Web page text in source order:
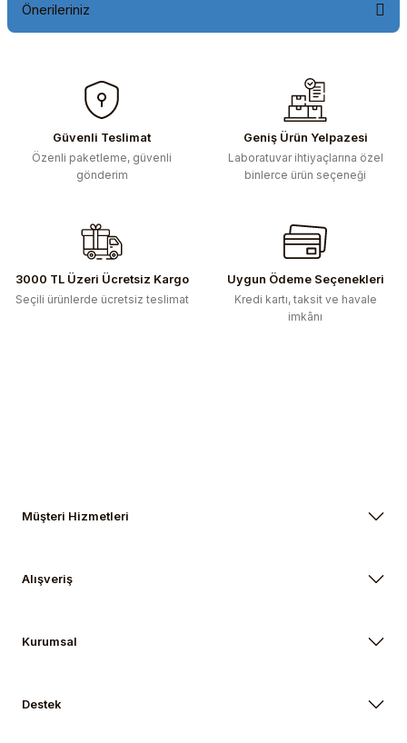
Önerileriniz
konularda yetersiz gördüğünüz noktaları öneri formunu
kullanarak tarafımıza iletebilirsiniz.
Görüş ve önerileriniz için teşekkür ederiz.
Ürün resmi kalitesiz, bozuk veya görüntülenemiyor.
Ürün fiyatı diğer sitelerden daha pahalı.
Bu ürüne benzer farklı alternatifler olmalı.
Güvenli Teslimat
Özenli paketleme, güvenli
gönderim
Geniş Ürün Yelpazesi
Laboratuvar ihtiyaçlarına özel
binlerce ürün seçeneği
3000 TL Üzeri Ücretsiz Kargo
Seçili ürünlerde ücretsiz teslimat
Uygun Ödeme Seçenekleri
Kredi kartı, taksit ve havale
imkânı
Müşteri Hizmetleri
Alışveriş
Kurumsal
Destek